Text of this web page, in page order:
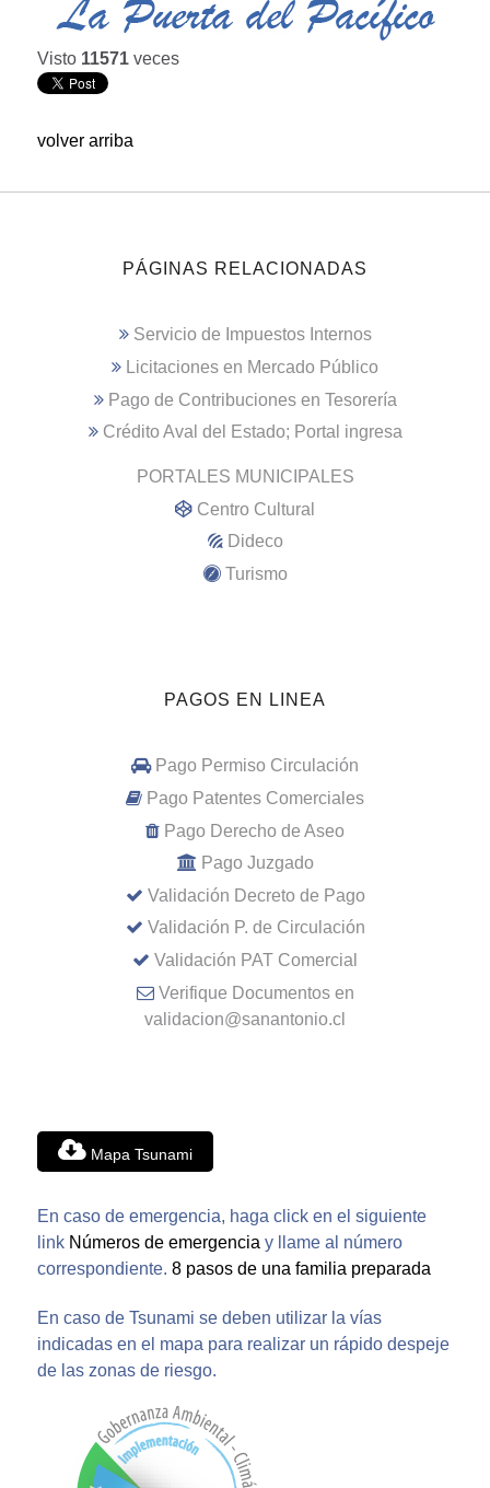
Visto 11571 veces
volver arriba
PÁGINAS RELACIONADAS
Servicio de Impuestos Internos
Licitaciones en Mercado Público
Pago de Contribuciones en Tesorería
Crédito Aval del Estado; Portal ingresa
PORTALES MUNICIPALES
Centro Cultural
Dideco
Turismo
PAGOS EN LINEA
Pago Permiso Circulación
Pago Patentes Comerciales
Pago Derecho de Aseo
Pago Juzgado
Validación Decreto de Pago
Validación P. de Circulación
Validación PAT Comercial
Verifique Documentos en
validacion@sanantonio.cl
Mapa Tsunami
En caso de emergencia, haga click en el siguiente
link Números de emergencia y llame al número
correspondiente. 8 pasos de una familia preparada
En caso de Tsunami se deben utilizar la vías
indicadas en el mapa para realizar un rápido despeje
de las zonas de riesgo.